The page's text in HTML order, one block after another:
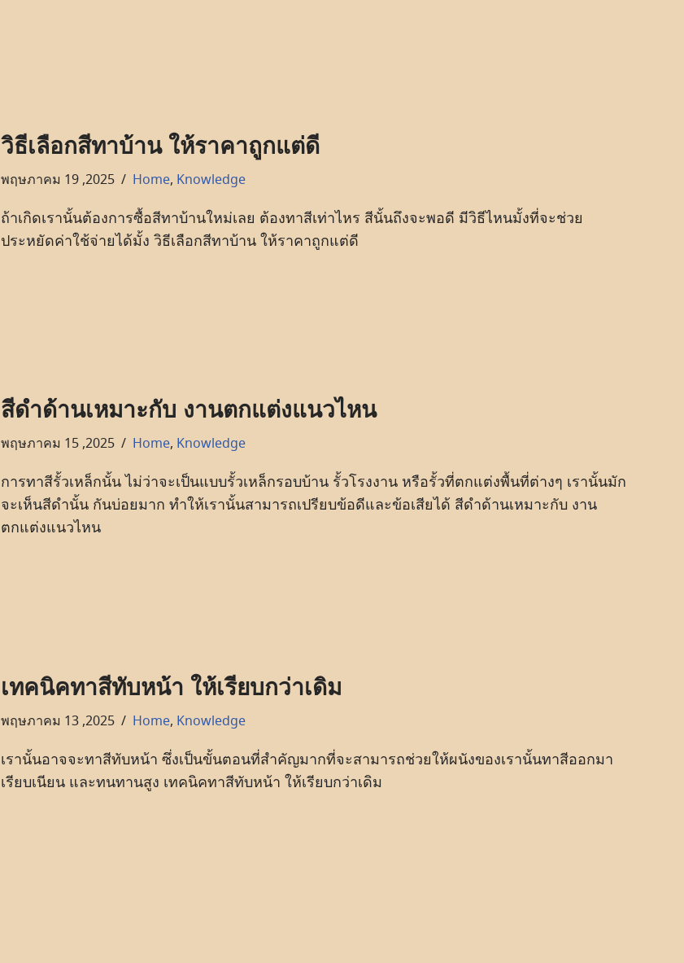
วิธีเลือกสีทาบ้าน ให้ราคาถูกแต่ดี
พฤษภาคม 19 ,2025 Home, Knowledge
ถ้าเกิดเรานั้นต้องการซื้อสีทาบ้านใหม่เลย ต้องทาสีเท่าไหร สีนั้นถึงจะพอดี มีวิธีไหนมั้งที่จะช่วย
ประหยัดค่าใช้จ่ายได้มั้ง วิธีเลือกสีทาบ้าน ให้ราคาถูกแต่ดี
สีดำด้านเหมาะกับ งานตกแต่งแนวไหน
พฤษภาคม 15 ,2025 Home, Knowledge
การทาสีรั้วเหล็กนั้น ไม่ว่าจะเป็นแบบรั้วเหล็กรอบบ้าน รั้วโรงงาน หรือรั้วที่ตกแต่งพื้นที่ต่างๆ เรานั้นมัก
จะเห็นสีดำนั้น กันบ่อยมาก ทำให้เรานั้นสามารถเปรียบข้อดีและข้อเสียได้ สีดำด้านเหมาะกับ งาน
ตกแต่งแนวไหน
เทคนิคทาสีทับหน้า ให้เรียบกว่าเดิม
พฤษภาคม 13 ,2025 Home, Knowledge
เรานั้นอาจจะทาสีทับหน้า ซึ่งเป็นขั้นตอนที่สำคัญมากที่จะสามารถช่วยให้ผนังของเรานั้นทาสีออกมา
เรียบเนียน และทนทานสูง เทคนิคทาสีทับหน้า ให้เรียบกว่าเดิม